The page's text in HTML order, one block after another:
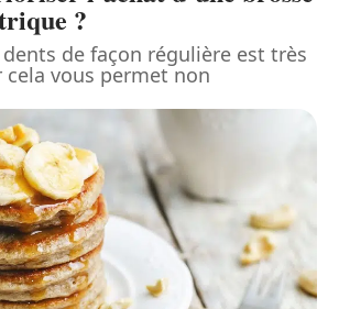
?
dents de façon régulière est très
vous permet non